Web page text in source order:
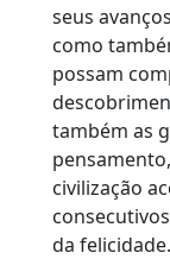
seus
como
possam
também as
civilização
da felicidade.